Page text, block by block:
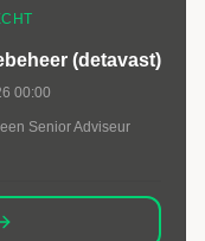
(detavast)
00:00
Senior Adviseur